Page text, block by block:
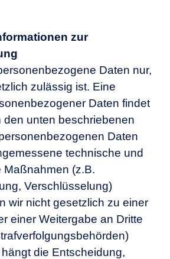
zur
Daten nur,
zulässig ist. Eine
Daten findet
unten beschriebenen
Daten
technische und
(z.B.
Verschlüsselung)
wir nicht gesetzlich zu einer
einer Weitergabe an Dritte
die Entscheidung,